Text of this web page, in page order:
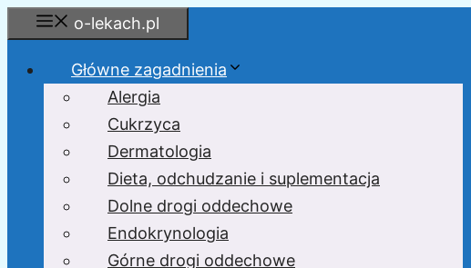
Przejdź
do
o-lekach.pl
Główne zagadnienia
Alergia
Cukrzyca
Dermatologia
Dieta, odchudzanie i suplementacja
Dolne drogi oddechowe
Endokrynologia
Górne drogi oddechowe